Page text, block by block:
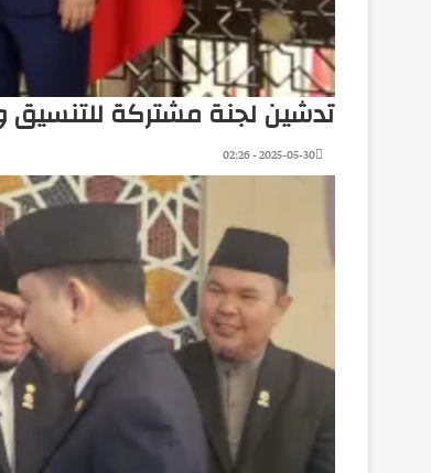
تدشين لجنة مشتركة للتنسيق
2025-05-30 - 02:26